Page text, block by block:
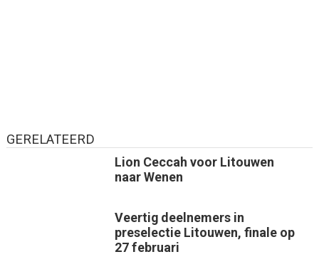
GERELATEERD
Lion Ceccah voor Litouwen
naar Wenen
Veertig deelnemers in
preselectie Litouwen, finale op
27 februari